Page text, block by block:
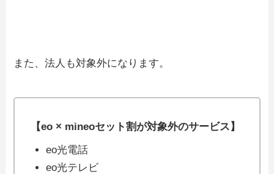
また、法人も対象外になります。
【eo × mineoセット割が対象外のサービス】
eo光電話
eo光テレビ